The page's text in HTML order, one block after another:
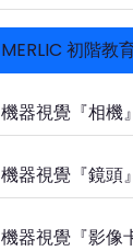
MERLIC 初階教
機器視覺『相機
機器視覺『鏡頭
機器視覺『影像